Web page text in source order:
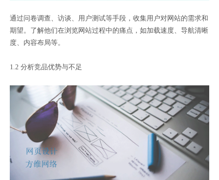
通过问卷调查、访谈、用户测试等手段，收集用户对网站的需求和
期望。了解他们在浏览网站过程中的痛点，如加载速度、导航清晰
度、内容布局等。
1.2 分析竞品优势与不足